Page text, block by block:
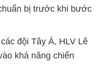
bị trước khi bước
đội Tây Á, HLV Lê
khả năng chiến